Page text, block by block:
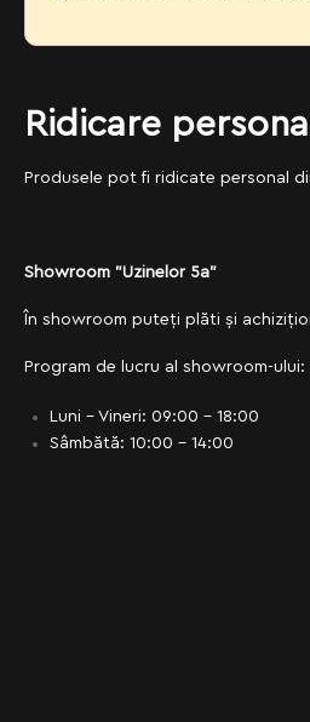
Ridicare
Produsele pot fi ridicate personal
Showroom "Uzinelor 5a"
În showroom puteți plăti și
Program de lucru al showroom-ului:
Luni - Vineri: 09:00 - 18:00
Sâmbătă: 10:00 - 14:00